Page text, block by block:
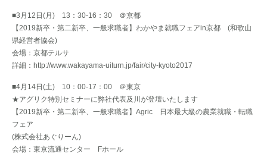
■3月12日(月) 13：30-16：30 ＠京都
【2019新卒・第二新卒、一般求職者】わかやま就職フェアin京都 (和歌山
県経営者協会)
会場：京都テルサ
詳細：http://www.wakayama-uiturn.jp/fair/city-kyoto2017
■4月14日(土) 10：00-17：00 ＠東京
★アグリク特別セミナーに弊社代表及川が登壇いたします
【2019新卒・第二新卒、一般求職者】Agric 日本最大級の農業就職・転職
フェア
(株式会社あぐりーん)
会場：東京流通センター Fホール